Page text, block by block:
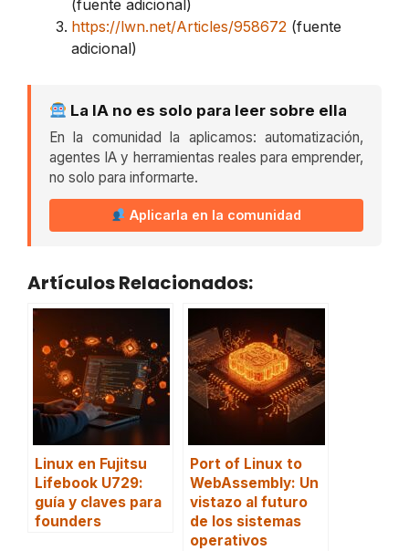
(fuente adicional)
https://lwn.net/Articles/958672 (fuente
adicional)
La IA no es solo para leer sobre ella
En la comunidad la aplicamos: automatización,
agentes IA y herramientas reales para emprender,
no solo para informarte.
Aplicarla en la comunidad
Artículos Relacionados:
Linux en Fujitsu
Lifebook U729:
guía y claves para
founders
Port of Linux to
WebAssembly: Un
vistazo al futuro
de los sistemas
operativos